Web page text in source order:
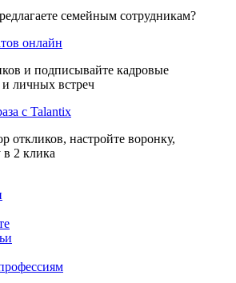
семейным сотрудникам?
онлайн
и подписывайте кадровые
личных встреч
с Talantix
откликов, настройте воронку,
в 2 клика